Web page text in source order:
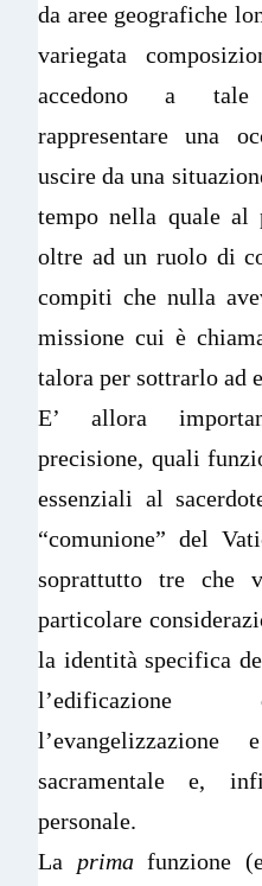
da aree geografiche
variegata
accedono a tale
rappresentare una
uscire da una
tempo nella quale al
oltre ad un ruolo di
compiti che nulla
missione cui è
talora per sottrarlo ad
E’ allora
precisione, quali
essenziali al
“comunione” del
soprattutto tre che
particolare
la identità specifica
l’edificazione
sacramentale e,
personale.
La primafunzione